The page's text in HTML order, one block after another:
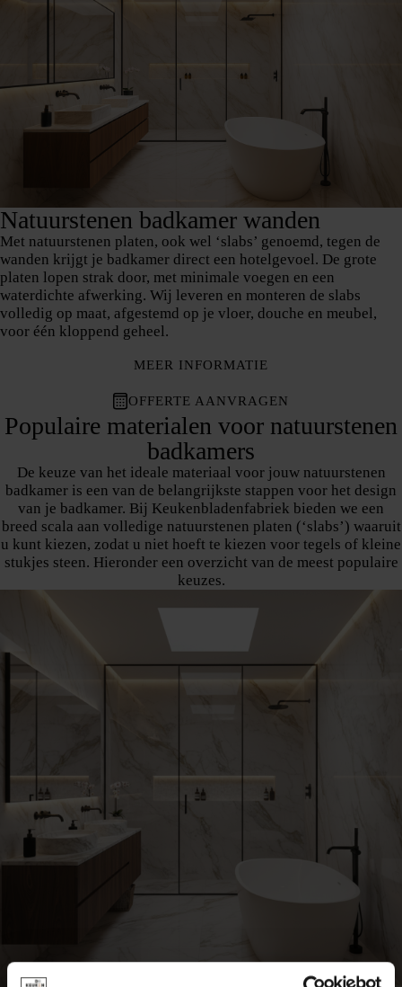
Natuurstenen badkamer wanden
Met natuurstenen platen, ook wel ‘slabs’ genoemd, tegen de
wanden krijgt je badkamer direct een hotelgevoel. De grote
platen lopen strak door, met minimale voegen en een
waterdichte afwerking. Wij leveren en monteren de slabs
volledig op maat, afgestemd op je vloer, douche en meubel,
voor één kloppend geheel.
MEER INFORMATIE
OFFERTE AANVRAGEN
Populaire materialen voor natuurstenen
badkamers
De keuze van het ideale materiaal voor jouw natuurstenen
badkamer is een van de belangrijkste stappen voor het design
van je badkamer. Bij Keukenbladenfabriek bieden we een
breed scala aan volledige natuurstenen platen (‘slabs’) waaruit
u kunt kiezen, zodat u niet hoeft te kiezen voor tegels of kleine
stukjes steen. Hieronder een overzicht van de meest populaire
keuzes.